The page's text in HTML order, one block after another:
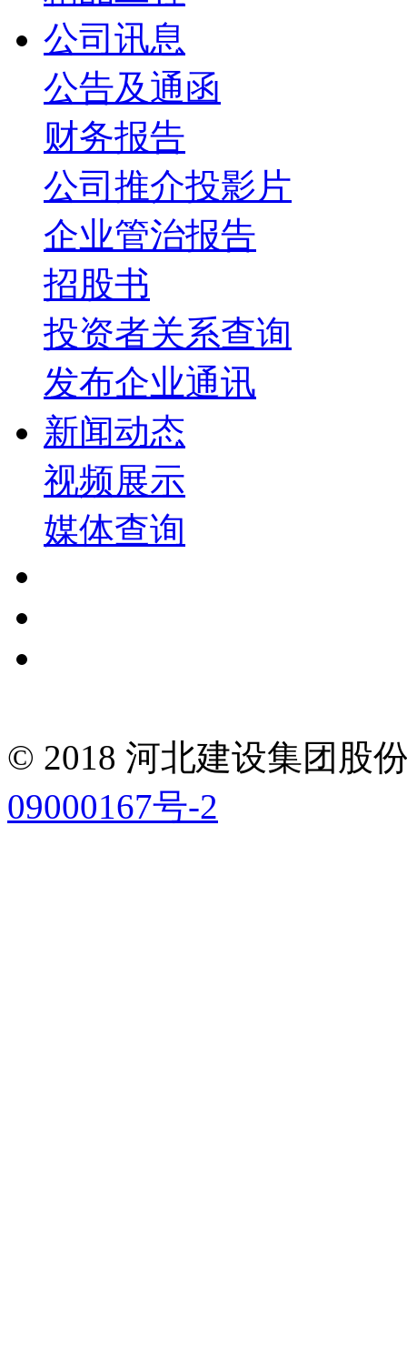
公司讯息
公告及通函
财务报告
公司推介投影片
企业管治报告
招股书
投资者关系查询
发布企业通讯
新闻动态
视频展示
媒体查询
© 2018 河北建设集团股
09000167号-2